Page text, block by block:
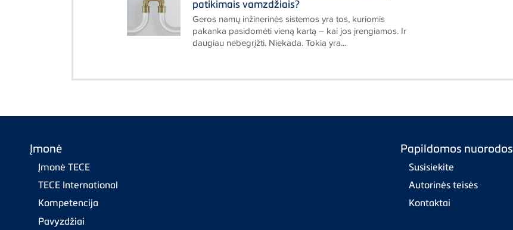
patikimais vamzdžiais?
Geros namų inžinerinės sistemos yra tos, kuriomis
pakanka pasidomėti vieną kartą – kai jos įrengiamos. Ir
daugiau nebegrįžti. Niekada. Tokia yra...
Įmonė
Įmonė TECE
TECE International
Kompetencija
Pavyzdžiai
Papildomos nuorodos
Susisiekite
Autorinės teisės
Kontaktai